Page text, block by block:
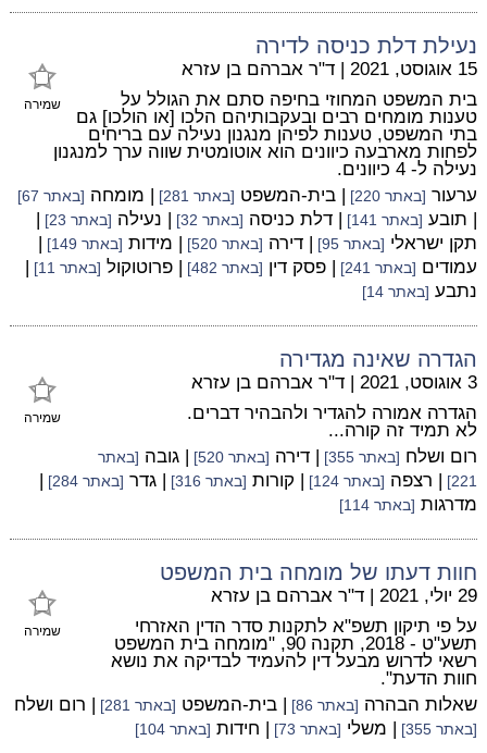
נעילת דלת כניסה לדירה
שמירה
15 אוגוסט, 2021 | ד"ר אברהם בן עזרא
בית המשפט המחוזי בחיפה סתם את הגולל על
טענות מומחים רבים ובעקבותיהם הלכו [או הולכו] גם
בתי המשפט, טענות לפיהן מנגנון נעילה עם בריחים
לפחות מארבעה כיוונים הוא אוטומטית שווה ערך למנגנון
נעילה ל- 4 כיוונים.
ערעור [באתר 220] | בית-המשפט [באתר 281] | מומחה [באתר 67]
| תובע [באתר 141] | דלת כניסה [באתר 32] | נעילה [באתר 23]
|
תקן ישראלי [באתר 95] | דירה [באתר 520] | מידות [באתר 149]
|
עמודים [באתר 241] | פסק דין [באתר 482] | פרוטוקול [באתר 11]
|
נתבע [באתר 14]
הגדרה שאינה מגדירה
שמירה
3 אוגוסט, 2021 | ד"ר אברהם בן עזרא
הגדרה אמורה להגדיר ולהבהיר דברים.
לא תמיד זה קורה...
רום ושלח [באתר 355] | דירה [באתר 520] | גובה [באתר
221]
| רצפה [באתר 124] | קורות [באתר 316] | גדר [באתר 284]
|
מדרגות [באתר 114]
חוות דעתו של מומחה בית המשפט
שמירה
29 יולי, 2021 | ד"ר אברהם בן עזרא
על פי תיקון תשפ"א לתקנות סדר הדין האזרחי
תשע"ט - 2018, תקנה 90, "מומחה בית המשפט
רשאי לדרוש מבעל דין להעמיד לבדיקה את נושא
חוות הדעת".
שאלות הבהרה [באתר 86] | בית-המשפט [באתר 281] | רום ושלח
[באתר 355] | משלי [באתר 73] | חידות [באתר 104]